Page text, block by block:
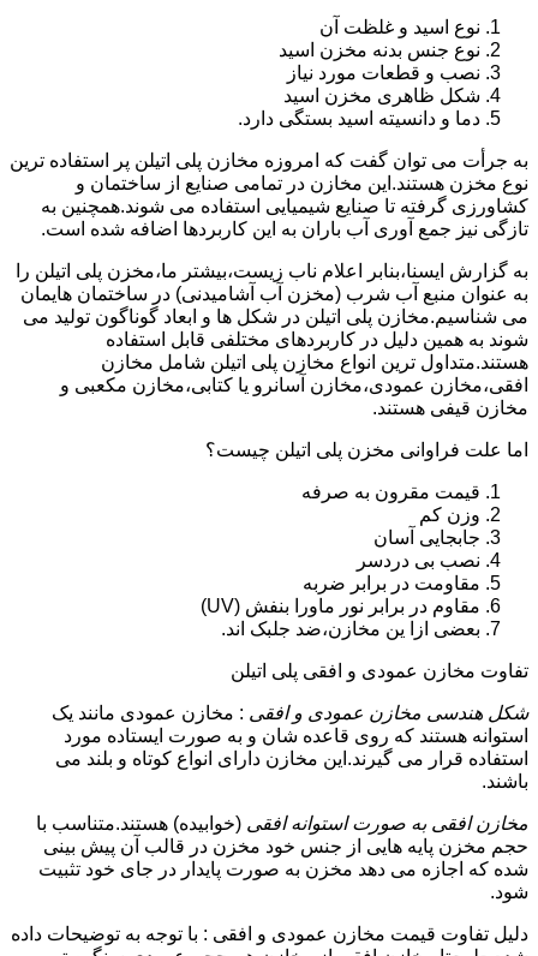
نوع اسید و غلظت آن
نوع جنس بدنه مخزن اسید
نصب و قطعات مورد نیاز
شکل ظاهری مخزن اسید
دما و دانسیته اسید بستگی دارد.
به جرأت می توان گفت که امروزه مخازن پلی اتیلن پر استفاده ترین
نوع مخزن هستند.این مخازن در تمامی صنایع از ساختمان و
کشاورزی گرفته تا صنایع شیمیایی استفاده می شوند.همچنین به
تازگی نیز جمع آوری آب باران به این کاربردها اضافه شده است.
به گزارش ایسنا،بنابر اعلام ناب زیست،بیشتر ما،مخزن پلی اتیلن را
به عنوان منبع آب شرب (مخزن آب آشامیدنی) در ساختمان هایمان
می شناسیم.مخازن پلی اتیلن در شکل ها و ابعاد گوناگون تولید می
شوند به همین دلیل در کاربردهای مختلفی قابل استفاده
هستند.متداول ترین انواع مخازن پلی اتیلن شامل مخازن
افقی،مخازن عمودی،مخازن آسانرو یا کتابی،مخازن مکعبی و
مخازن قیفی هستند.
اما علت فراوانی مخزن پلی اتیلن چیست؟
قیمت مقرون به صرفه
وزن کم
جابجایی آسان
نصب بی دردسر
مقاومت در برابر ضربه
مقاوم در برابر نور ماورا بنفش (UV)
بعضی ازا ین مخازن،ضد جلبک اند.
تفاوت مخازن عمودی و افقی پلی اتیلن
شکل هندسی مخازن عمودی و افقی : مخازن عمودی مانند یک
استوانه هستند که روی قاعده شان و به صورت ایستاده مورد
استفاده قرار می گیرند.این مخازن دارای انواع کوتاه و بلند می
باشند.
مخازن افقی به صورت استوانه افقی (خوابیده) هستند.متناسب با
حجم مخزن پایه هایی از جنس خود مخزن در قالب آن پیش بینی
شده که اجازه می دهد مخزن به صورت پایدار در جای خود تثبیت
شود.
دلیل تفاوت قیمت مخازن عمودی و افقی : با توجه به توضیحات داده